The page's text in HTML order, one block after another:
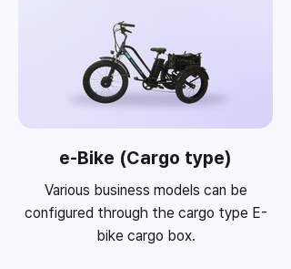
e-Bike (Cargo type)
Various business models can be
configured through the cargo type E-
bike cargo box.